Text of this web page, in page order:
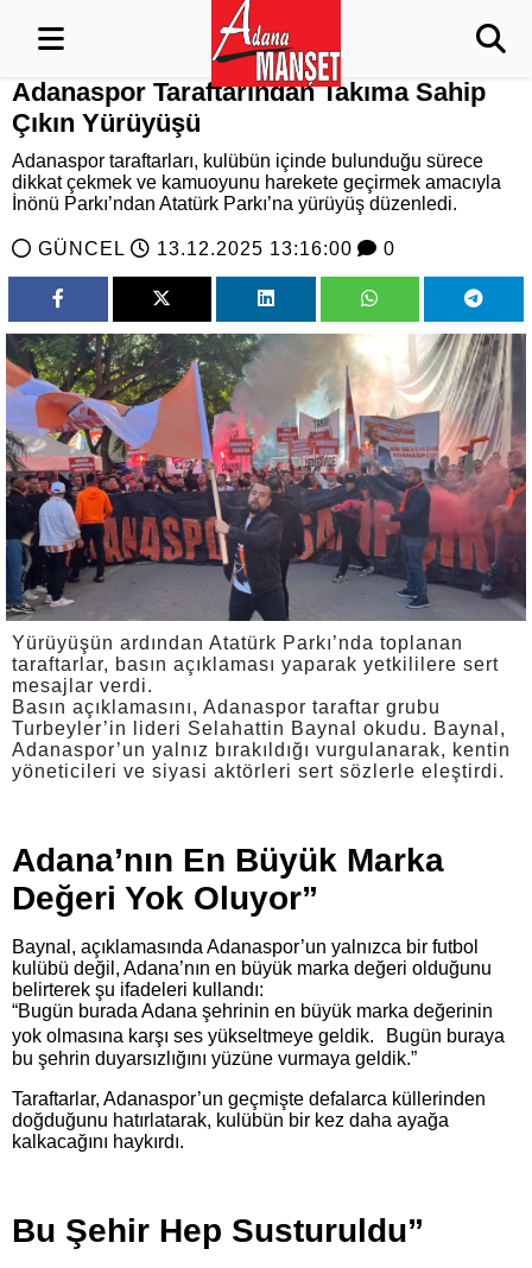
Adanaspor Taraftarından Takıma Sahip
Çıkın Yürüyüşü
Adanaspor taraftarları, kulübün içinde bulunduğu sürece
dikkat çekmek ve kamuoyunu harekete geçirmek amacıyla
İnönü Parkı’ndan Atatürk Parkı’na yürüyüş düzenledi.
GÜNCEL 13.12.2025 13:16:00 0
Yürüyüşün ardından Atatürk Parkı’nda toplanan
taraftarlar, basın açıklaması yaparak yetkililere sert
mesajlar verdi.
Basın açıklamasını, Adanaspor taraftar grubu
Turbeyler’in lideri Selahattin Baynal okudu. Baynal,
Adanaspor’un yalnız bırakıldığı vurgulanarak, kentin
yöneticileri ve siyasi aktörleri sert sözlerle eleştirdi.
Adana’nın En Büyük Marka
Değeri Yok Oluyor”
Baynal, açıklamasında Adanaspor’un yalnızca bir futbol
kulübü değil, Adana’nın en büyük marka değeri olduğunu
belirterek şu ifadeleri kullandı:
“Bugün burada Adana şehrinin en büyük marka değerinin
yok olmasına karşı ses yükseltmeye geldik. Bugün buraya
bu şehrin duyarsızlığını yüzüne vurmaya geldik.”
Taraftarlar, Adanaspor’un geçmişte defalarca küllerinden
doğduğunu hatırlatarak, kulübün bir kez daha ayağa
kalkacağını haykırdı.
Bu Şehir Hep Susturuldu”